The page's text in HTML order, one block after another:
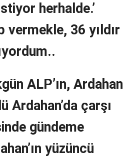
herhalde.’
vermekle, 36 yıldır
ALP’ın, Ardahan
Ardahan’da çarşı
gündeme
yüzüncü